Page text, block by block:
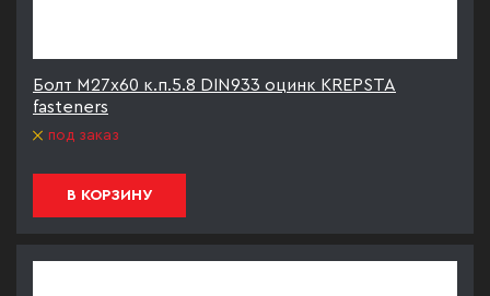
Болт М27х60 к.п.5.8 DIN933 оцинк KREPSTA
fasteners
под заказ
В КОРЗИНУ